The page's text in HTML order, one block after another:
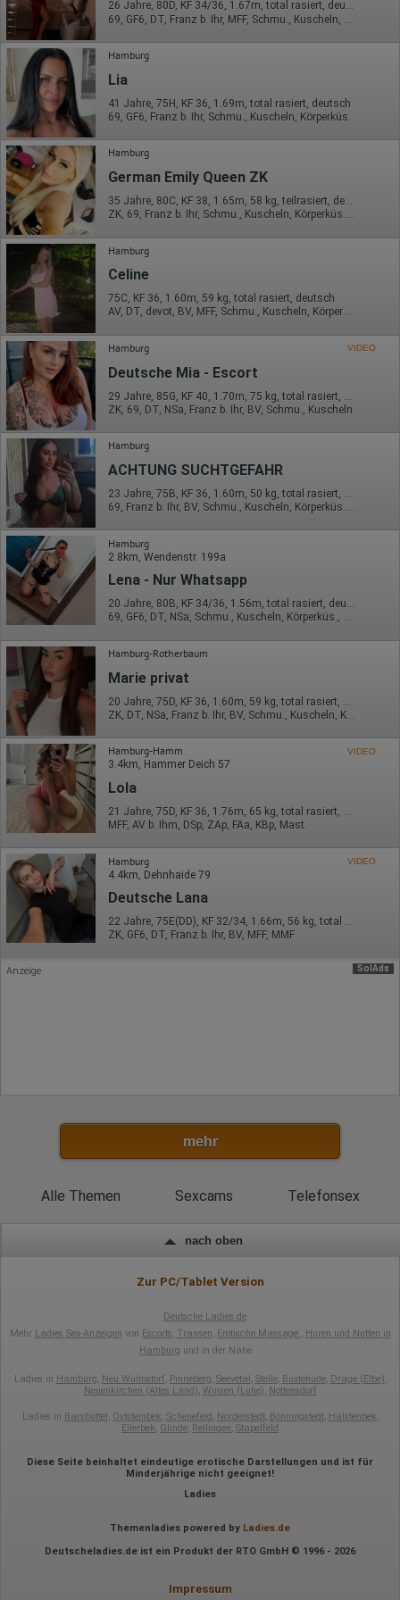
oder in anderen Vertragsstaaten des Abkommens über den
Europäischen Wirtschaftsraum gekürzt, dies bedeutet, dass alle
Daten anonym erhoben werden. Nur in Ausnahmefällen wird die
volle IP-Adresse an einen Server von Google in den USA
übertragen und dort gekürzt. Die von dem Browser des Nutzers
übermittelte IP-Adresse wird nicht mit anderen Daten von Google
zusammengeführt.
Erhobene Informationen zum Besucherverhalten sind folgende:
Herkunft (Land und Stadt)
Sprache
Betriebssystem
Gerät (PC, Tablet-PC oder Smartphone)
Browser und alle verwendeten Add-ons
Auflösung des Computers
Besucherquelle (Facebook, Suchmaschine oder
verweisende Webseite)
Welche Dateien wurden heruntergeladen?
Welche Videos angeschaut?
Wurden Werbebanner angeklickt?
Wohin ging der Besucher? Klickte er auf weitere Seiten des
Portals oder hat er sie komplett verlassen?
Wie lange blieb der Besucher?
Ort der Verarbeitung:
Europäische Union & USA
Hotjar
Wir nutzen Hotjar als Webanalysedient. Es wird verwendet, um
Daten über das Benutzerverhalten zu sammeln. Hotjar kann
auch im Rahmen von Umfragen und Feedbackfunktionen, die
auf unserer Website eingebunden sind, von Ihnen bereitgestellte
Informationen verarbeiten.
Herausgeber:
Hotjar Limited, Malta
Erhobene Daten:
Datum und Uhrzeit des Besuchs
Gerätetyp
Geografischer Standort
IP-Adresse
Mausbewegungen
Besuchte Seiten
Referrer URL
Bildschirmauflösung
Eindeutige Gerätekennung
Sprachinformationen
Gerätebestriebssystem
Browser-Typ
Klicks
Domain-Name
Eindeutige Benutzerkennung
Antworten auf Umfragen
Ort der Verarbeitung:
Europäische Union
Rechtliche Grundlage der Verarbeitung
Art. 6 Abs. 1 S. 1 lit. a DSGVO
26 Jahre, 80D, KF 34/36, 1.67m, total rasiert, deutsch
Hamburg
Lia
41 Jahre, 75H, KF 36, 1.69m, total rasiert, deutsch
69, GF6, Franz b. Ihr, Schmu., Kuscheln, Körperküs.
Hamburg
German Emily Queen ZK
35 Jahre, 80C, KF 38, 1.65m, 58 kg, teilrasiert, deutsch
ZK, 69, Franz b. Ihr, Schmu., Kuscheln, Körperküs., VE
Hamburg
Celine
75C, KF 36, 1.60m, 59 kg, total rasiert, deutsch
AV, DT, devot, BV, MFF, Schmu., Kuscheln, Körperküs.
Hamburg VIDEO
Deutsche Mia - Escort
ZK, 69, DT, NSa, Franz b. Ihr, BV, Schmu., Kuscheln
Hamburg
ACHTUNG SUCHTGEFAHR
23 Jahre, 75B, KF 36, 1.60m, 50 kg, total rasiert, deutsch
69, Franz b. Ihr, BV, Schmu., Kuscheln, Körperküs., AV b. Ihm, Mast.
Hamburg
2.8km, Wendenstr. 199a
Lena - Nur Whatsapp
20 Jahre, 80B, KF 34/36, 1.56m, total rasiert, deutsch
69, GF6, DT, NSa, Schmu., Kuscheln, Körperküs., DSp
Hamburg-Rotherbaum
Marie privat
Hamburg-Hamm VIDEO
3.4km, Hammer Deich 57
Lola
21 Jahre, 75D, KF 36, 1.76m, 65 kg, total rasiert, deutsch
MFF, AV b. Ihm, DSp, ZAp, FAa, KBp, Mast.
Hamburg VIDEO
4.4km, Dehnhaide 79
Deutsche Lana
22 Jahre, 75E(DD), KF 32/34, 1.66m, 56 kg, total rasiert, deutsch
ZK, GF6, DT, Franz b. Ihr, BV, MFF, MMF
SolAds
Anzeige
mehr
Alle Themen Sexcams Telefonsex
nach oben
Zur PC/Tablet Version
Deutsche Ladies.de
Mehr Ladies Sex-Anzeigen von Escorts, Transen, Erotische Massage , Huren und Nutten in
Hamburg und in der Nähe
Ladies in Hamburg, Neu Wulmstorf, Pinneberg, Seevetal , Stelle, Buxtehude, Drage (Elbe),
Neuenkirchen (Altes Land), Winsen (Luhe), Nottensdorf
Ladies in Barsbüttel , Oststeinbek, Schenefeld , Norderstedt, Bönningstedt, Halstenbek,
Ellerbek, Glinde, Rellingen, Stapelfeld
Diese Seite beinhaltet eindeutige erotische Darstellungen und ist für
Minderjährige nicht geeignet!
Ladies
Themenladies powered by Ladies.de
Deutscheladies.de ist ein Produkt der RTO GmbH © 1996 - 2026
Impressum